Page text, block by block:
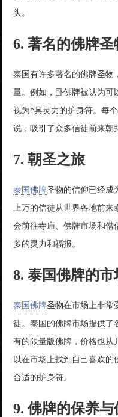
头。
6. 著名的佛牌圣
泰国有许多著名的佛牌圣物
量。例如，卧佛牌被认为可
视为*具灵力的护身符。每
说，吸引了众多信徒前来朝
7. 朝圣之旅
泰国佛牌圣物的信仰已经成
上万的信徒从世界各地前
会前往寺庙、佛牌市场和僧
多的灵力和福报。
8. 泰国佛牌的市
泰国佛牌圣物在市场上非常
徒。泰国的佛牌市场提供了
有的限量版佛牌，价格也从
以在市场上找到自己喜欢
合适的护身符。
9. 佛牌的保养与